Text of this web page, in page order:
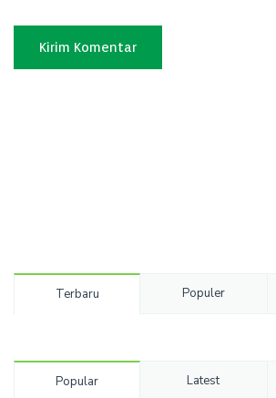
Terbaru Populer
Popular Latest